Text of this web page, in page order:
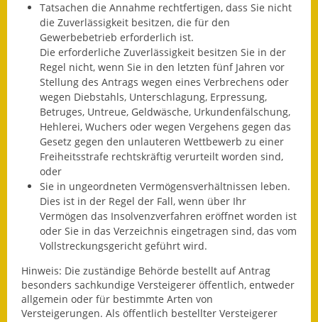
Straßenbau
Landesstraße
Kreisstraße
Umleitungsplan
Ausweichfahrplan
Buslinie 168
Stellenausschreibungen
Zahlen und Fakten
Rathaus
Bauhof Notzingen
Behördenadressen
Tatsachen die Annahme rechtfertigen, dass Sie nicht
die Zuverlässigkeit besitzen, die für den
Gewerbebetrieb erforderlich ist.
Die erforderliche Zuverlässigkeit besitzen Sie in der
Regel nicht, wenn Sie in den letzten fünf Jahren vor
Stellung des Antrags wegen eines Verbrechens oder
wegen Diebstahls, Unterschlagung, Erpressung,
Betruges, Untreue, Geldwäsche, Urkundenfälschung,
Hehlerei, Wuchers oder wegen Vergehens gegen das
Gesetz gegen den unlauteren Wettbewerb zu einer
Freiheitsstrafe rechtskräftig verurteilt worden sind,
oder
Sie in ungeordneten Vermögensverhältnissen leben.
Dies ist in der Regel der Fall, wenn über Ihr
Vermögen das Insolvenzverfahren eröffnet worden ist
oder Sie in das Verzeichnis eingetragen sind, das vom
Vollstreckungsgericht geführt wird.
Hinweis: Die zuständige Behörde bestellt auf Antrag
besonders sachkundige Versteigerer öffentlich, entweder
allgemein oder für bestimmte Arten von
Versteigerungen. Als öffentlich bestellter Versteigerer